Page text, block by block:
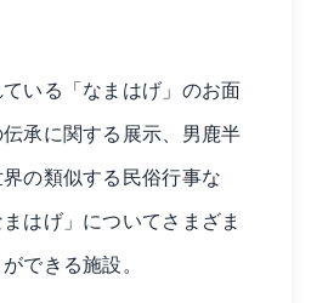
いる「なまはげ」のお面
承に関する展示、男鹿半
の類似する民俗行事な
はげ」についてさまざま
できる施設。